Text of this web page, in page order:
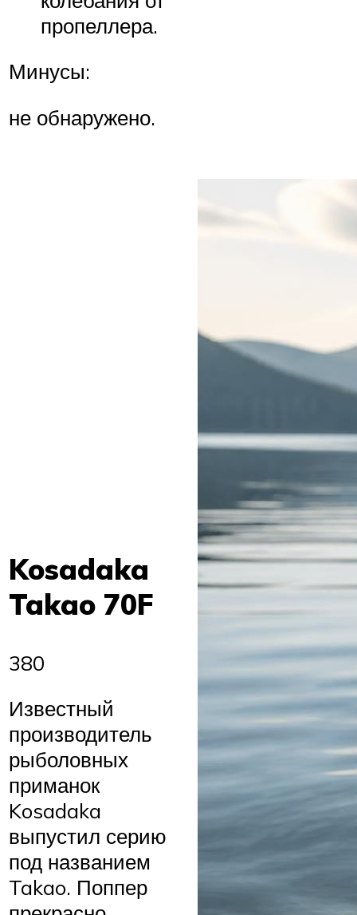
пропеллера.
Минусы:
не обнаружено.
Kosadaka
Takao 70F
380
Известный
производитель
рыболовных
приманок
Kosadaka
выпустил серию
под названием
Takao. Поппер